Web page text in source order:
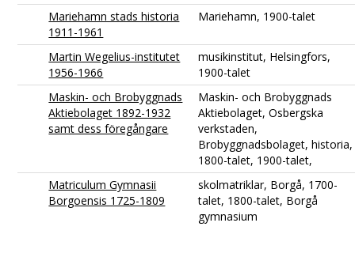
Mariehamn stads historia
1911-1961
Mariehamn, 1900-talet
Martin Wegelius-institutet
1956-1966
musikinstitut, Helsingfors,
1900-talet
Maskin- och Brobyggnads
Aktiebolaget 1892-1932
samt dess föregångare
Maskin- och Brobyggnads
Aktiebolaget, Osbergska
verkstaden,
Brobyggnadsbolaget, historia,
1800-talet, 1900-talet,
Matriculum Gymnasii
Borgoensis 1725-1809
skolmatriklar, Borgå, 1700-
talet, 1800-talet, Borgå
gymnasium